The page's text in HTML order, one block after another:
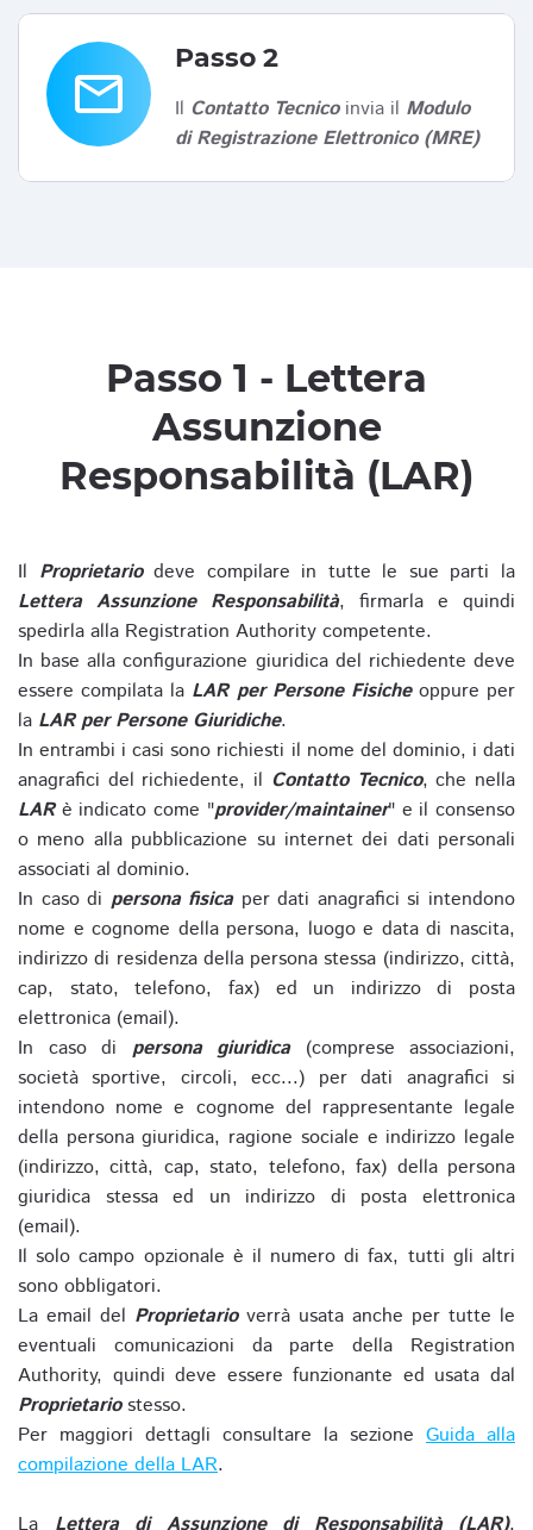
email
Passo 2
Il Contatto Tecnicoinvia il Modulo
di Registrazione Elettronico (MRE)
Passo 1 - Lettera
Assunzione
Responsabilità (LAR)
Il Proprietariodeve compilare in tutte le sue parti la
Lettera Assunzione Responsabilità, firmarla e quindi
spedirla alla Registration Authority competente.
In base alla configurazione giuridica del richiedente deve
essere compilata la LAR per Persone Fisicheoppure per
la LAR per Persone Giuridiche.
In entrambi i casi sono richiesti il nome del dominio, i dati
anagrafici del richiedente, il Contatto Tecnico, che nella
LARè indicato come "provider/maintainer" e il consenso
o meno alla pubblicazione su internet dei dati personali
associati al dominio.
In caso di persona fisicaper dati anagrafici si intendono
nome e cognome della persona, luogo e data di nascita,
indirizzo di residenza della persona stessa (indirizzo, città,
cap, stato, telefono, fax) ed un indirizzo di posta
elettronica (email).
In caso di persona giuridica(comprese associazioni,
società sportive, circoli, ecc...) per dati anagrafici si
intendono nome e cognome del rappresentante legale
della persona giuridica, ragione sociale e indirizzo legale
(indirizzo, città, cap, stato, telefono, fax) della persona
giuridica stessa ed un indirizzo di posta elettronica
(email).
Il solo campo opzionale è il numero di fax, tutti gli altri
sono obbligatori.
La email del Proprietarioverrà usata anche per tutte le
eventuali comunicazioni da parte della Registration
Authority, quindi deve essere funzionante ed usata dal
Proprietariostesso.
Per maggiori dettagli consultare la sezione Guida alla
compilazione della LAR.